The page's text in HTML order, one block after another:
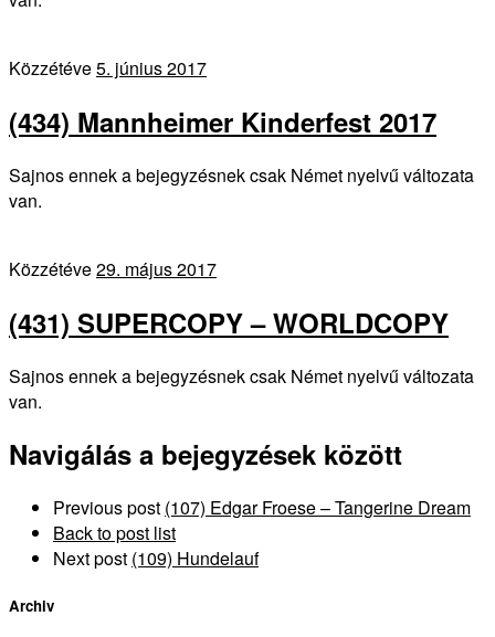
Közzétéve5. június 2017
(434) Mannheimer Kinderfest 2017
Sajnos ennek a bejegyzésnek csak Német nyelvű változata
van.
Közzétéve29. május 2017
(431) SUPERCOPY – WORLDCOPY
Sajnos ennek a bejegyzésnek csak Német nyelvű változata
van.
Navigálás a bejegyzések között
Previous post (107) Edgar Froese – Tangerine Dream
Back to post list
Next post (109) Hundelauf
Archiv